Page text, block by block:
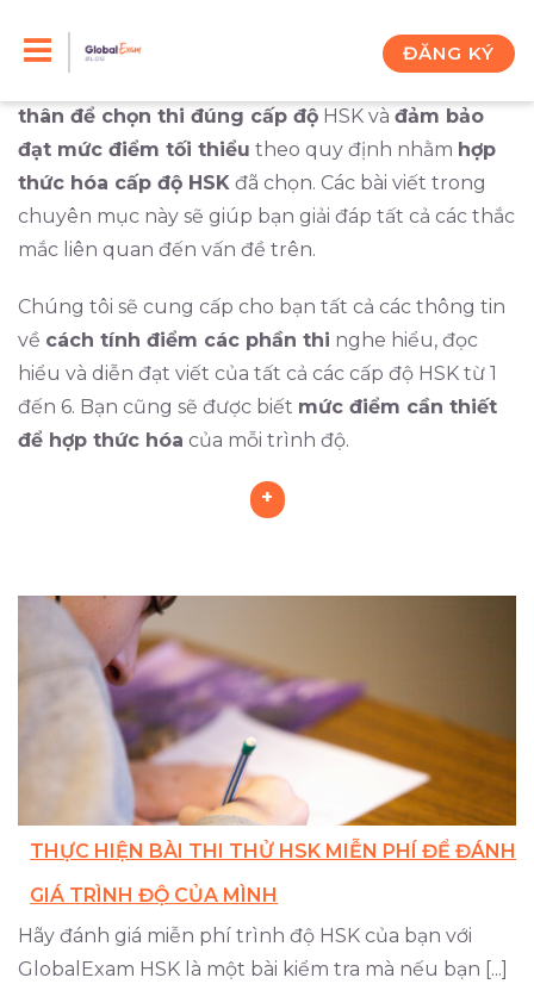
ĐĂNG KÝ
TOEFL hay TOEIC. Điều quan trọng bạn phải làm
thân để chọn thi đúng cấp độ HSK và đảm bảo
đạt mức điểm tối thiểu theo quy định nhằm hợp
thức hóa cấp độ HSK đã chọn. Các bài viết trong
chuyên mục này sẽ giúp bạn giải đáp tất cả các thắc
mắc liên quan đến vấn đề trên.
Chúng tôi sẽ cung cấp cho bạn tất cả các thông tin
về cách tính điểm các phần thi nghe hiểu, đọc
hiểu và diễn đạt viết của tất cả các cấp độ HSK từ 1
đến 6. Bạn cũng sẽ được biết mức điểm cần thiết
để hợp thức hóa của mỗi trình độ.
+
THỰC HIỆN BÀI THI THỬ HSK MIỄN PHÍ ĐỂ ĐÁNH
GIÁ TRÌNH ĐỘ CỦA MÌNH
Hãy đánh giá miễn phí trình độ HSK của bạn với
GlobalExam HSK là một bài kiểm tra mà nếu bạn [...]